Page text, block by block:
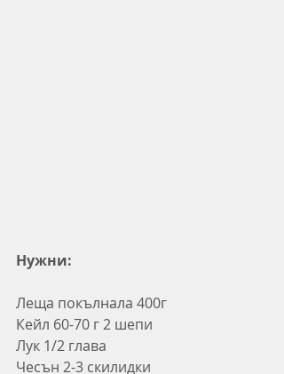
Нужни:
Леща покълнала 400г
Кейл 60-70 г 2 шепи
Лук 1/2 глава
Чесън 2-3 скилидки